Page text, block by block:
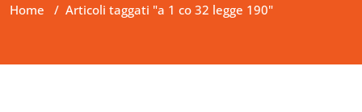
Home / Articoli taggati "a 1 co 32 legge 190"